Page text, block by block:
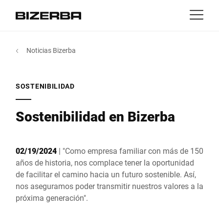
Industrias
Servicios
MyBizerba
ar
America
Australia
África
Noticias Bizerba
SOSTENIBILIDAD
Sostenibilidad en Bizerba
02/19/2024 | "Como empresa familiar con más de 150
años de historia, nos complace tener la oportunidad
de facilitar el camino hacia un futuro sostenible. Así,
nos aseguramos poder transmitir nuestros valores a la
próxima generación".